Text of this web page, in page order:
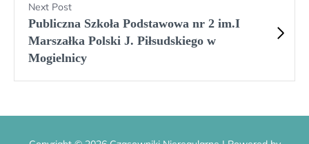
Next Post
Publiczna Szkoła Podstawowa nr 2 im.I
Marszałka Polski J. Piłsudskiego w
Mogielnicy